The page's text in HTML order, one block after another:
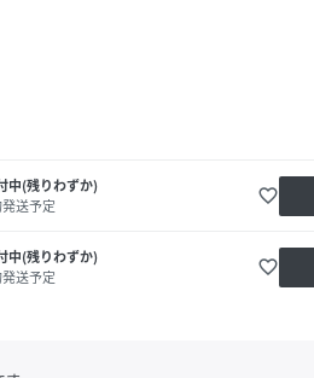
中(残りわずか)
送予定
favorite_border
中(残りわずか)
送予定
favorite_border